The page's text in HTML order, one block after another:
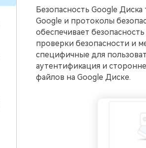
Безопасность Google Диска
Google и протоколы
обеспечивает
проверки безопасности и
специфичные для
аутентификация и
файлов на Google Диске.